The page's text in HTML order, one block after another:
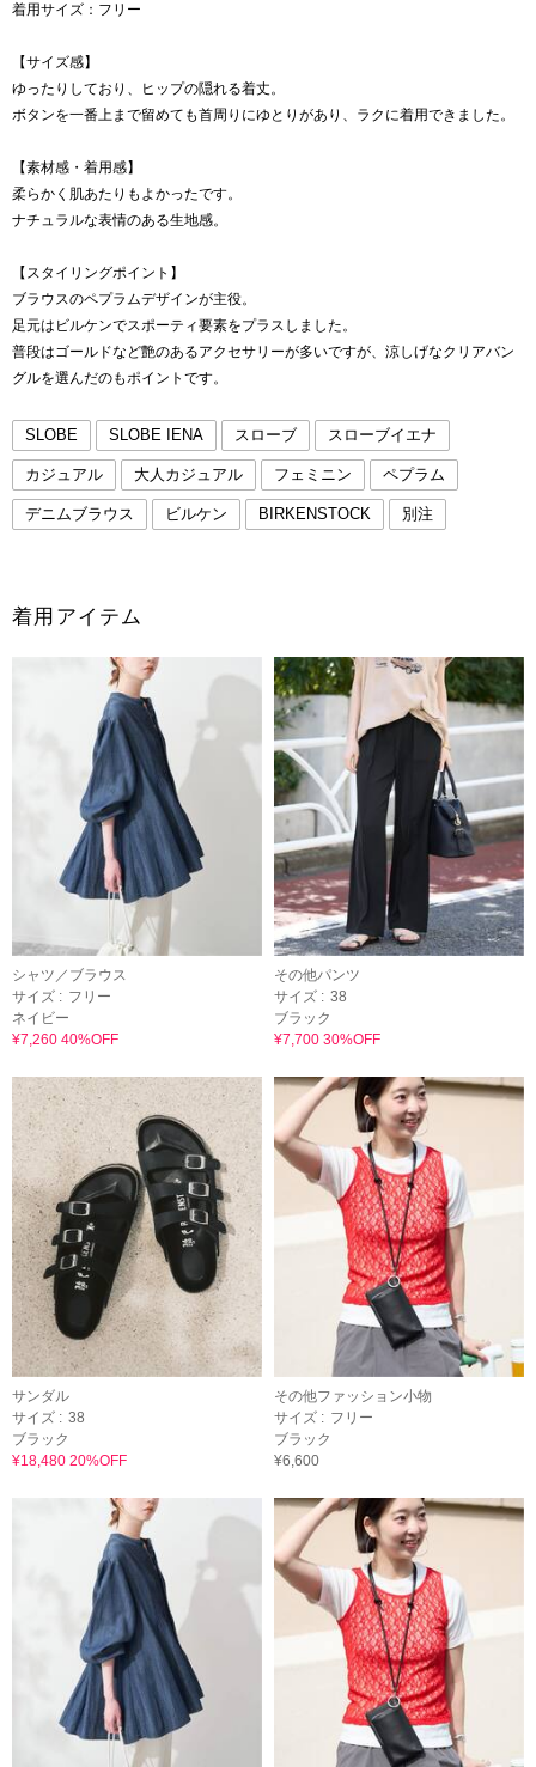
着用サイズ：フリー
【サイズ感】
ゆったりしており、ヒップの隠れる着丈。
ボタンを一番上まで留めても首周りにゆとりがあり、ラクに着用できました。
【素材感・着用感】
柔らかく肌あたりもよかったです。
ナチュラルな表情のある生地感。
【スタイリングポイント】
ブラウスのペプラムデザインが主役。
足元はビルケンでスポーティ要素をプラスしました。
普段はゴールドなど艶のあるアクセサリーが多いですが、涼しげなクリアバン
グルを選んだのもポイントです。
SLOBE SLOBE IENA スローブ スローブイエナ
カジュアル 大人カジュアル フェミニン ペプラム
デニムブラウス ビルケン BIRKENSTOCK 別注
着用アイテム
シャツ／ブラウス
サイズ : フリー
ネイビー
¥7,260 40%OFF
その他パンツ
サイズ : 38
ブラック
¥7,700 30%OFF
サンダル
サイズ : 38
ブラック
¥18,480 20%OFF
その他ファッション小物
サイズ : フリー
ブラック
¥6,600